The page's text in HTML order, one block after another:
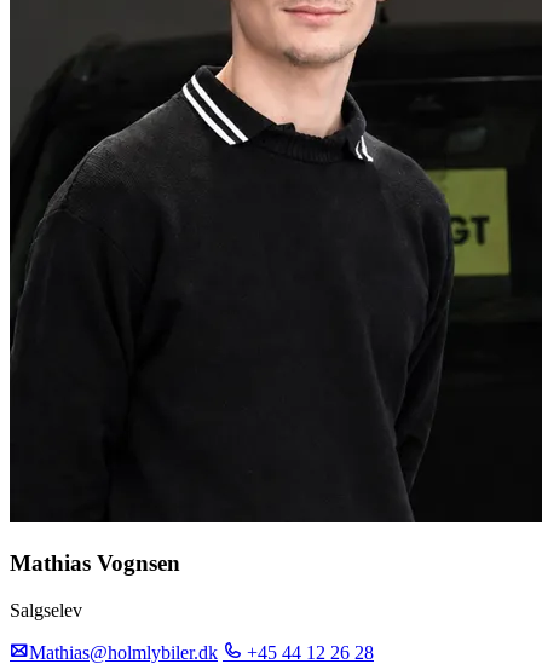
Mathias Vognsen
Salgselev
Mathias@holmlybiler.dk +45 44 12 26 28